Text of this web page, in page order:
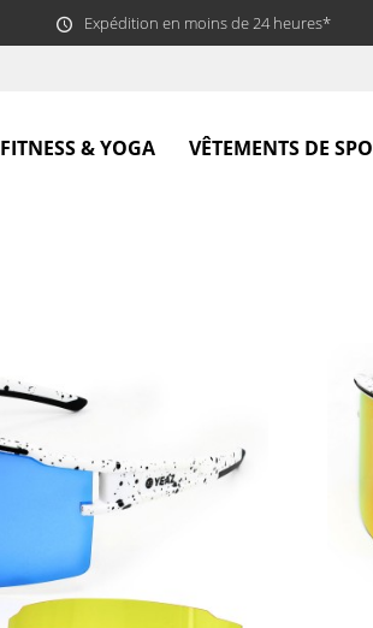
Expédition en moins de 24 heures*
FITNESS & YOGA VÊTEMENTS DE